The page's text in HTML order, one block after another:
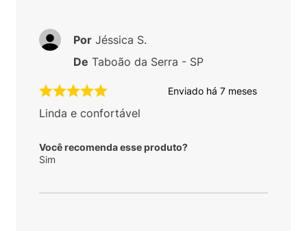
Enviado há 7 meses
Linda e confortável
Você recomenda esse produto?
Sim
Por Jéssica S.
De Taboão da Serra - SP